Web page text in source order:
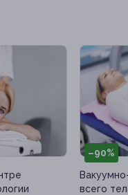
–90%
Вакуумно-роликовый
всего тела от мастера